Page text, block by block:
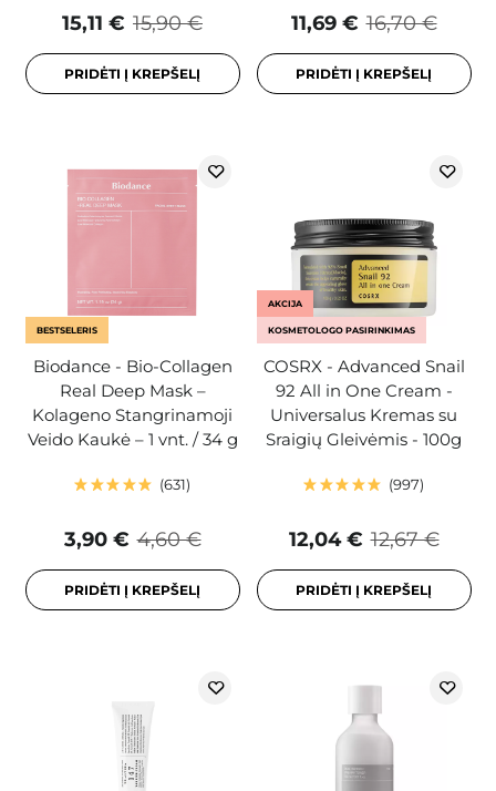
15,90 €
15,11 €
PRIDĖTI Į KREPŠELĮ
16,70 €
11,69 €
PRIDĖTI Į KREPŠELĮ
BESTSELERIS
Biodance - Bio-Collagen
Real Deep Mask –
Kolageno Stangrinamoji
Veido Kaukė – 1 vnt. / 34 g
631
4,60 €
3,90 €
PRIDĖTI Į KREPŠELĮ
AKCIJA
KOSMETOLOGO PASIRINKIMAS
COSRX - Advanced Snail
92 All in One Cream -
Universalus Kremas su
Sraigių Gleivėmis - 100g
997
12,67 €
12,04 €
PRIDĖTI Į KREPŠELĮ